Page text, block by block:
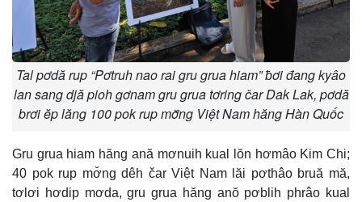
Tal pơdă rup “Pơtruh nao rai gru grua hiam” ƀơi đang kyâo
lan sang djă pioh gơnam gru grua tơring čar Dak Lak, pơdă
brơi ĕp lăng 100 pok rup mơ̆ng Việt Nam hăng Hàn Quốc
Gru grua hiam hăng ană mơnuih kual lŏn hơmâo Kim Chi;
40 pok rup mơ̆ng dêh čar Việt Nam lăi pơthâo bruă mă,
tơlơi hơdip mơda, gru grua hăng anŏ pơblih phrâo kual